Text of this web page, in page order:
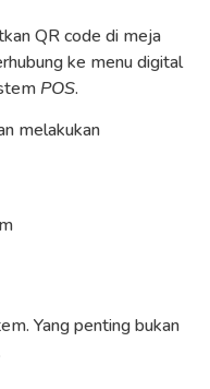
QR code di meja
ke menu digital
POS.
melakukan
Yang penting bukan